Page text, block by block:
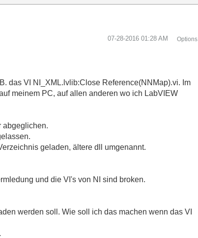
‎07-28-2016 01:28 AM Options
das VI NI_XML.lvlib:Close Reference(NNMap).vi. Im
meinem PC, auf allen anderen wo ich LabVIEW
geladen, ältere dll umgenannt.
und die VI's von NI sind broken.
werden soll. Wie soll ich das machen wenn das VI